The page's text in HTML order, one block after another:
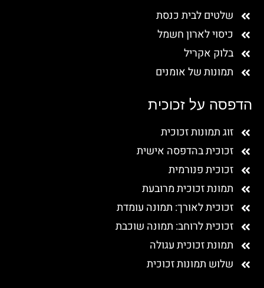
הדפסה על זכוכית
זוג תמונות זכוכית
זכוכית בהדפסה אישית
זכוכית פנורמית
תמונת זכוכית מרובעת
זכוכית לאורך: תמונה עומדת
זכוכית לרוחב: תמונה שוכבת
תמונת זכוכית עגולה
שלוש תמונות זכוכית
שלטים לבית כנסת
כיסוי לארון חשמל
בלוק אקריל
תמונות של אומנים